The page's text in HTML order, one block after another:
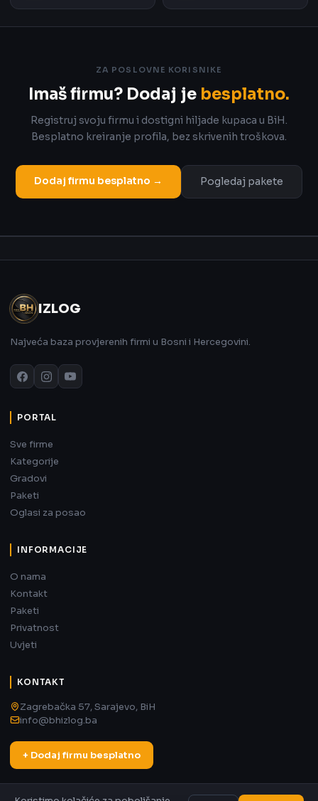
ZA POSLOVNE KORISNIKE
Imaš firmu? Dodaj je besplatno.
Registruj svoju firmu i dostigni hiljade kupaca u BiH.
Besplatno kreiranje profila, bez skrivenih troškova.
Dodaj firmu besplatno → Pogledaj pakete
IZLOG
Najveća baza provjerenih firmi u Bosni i Hercegovini.
PORTAL
Sve firme
Kategorije
Gradovi
Paketi
Oglasi za posao
INFORMACIJE
O nama
Kontakt
Paketi
Privatnost
Uvjeti
KONTAKT
Zagrebačka 57, Sarajevo, BiH
info@bhizlog.ba
+ Dodaj firmu besplatno